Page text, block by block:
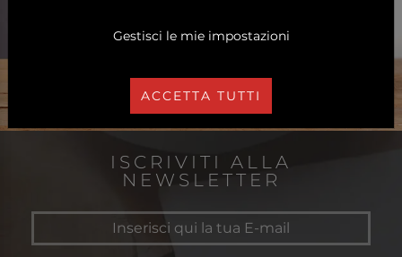
ISCRIVITI ALLA
NEWSLETTER
Gestisci le mie impostazioni
ACCETTA TUTTI